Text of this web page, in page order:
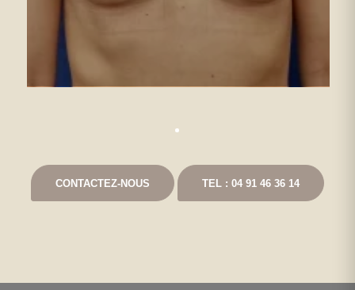
CONTACTEZ-NOUS TEL : 04 91 46 36 14